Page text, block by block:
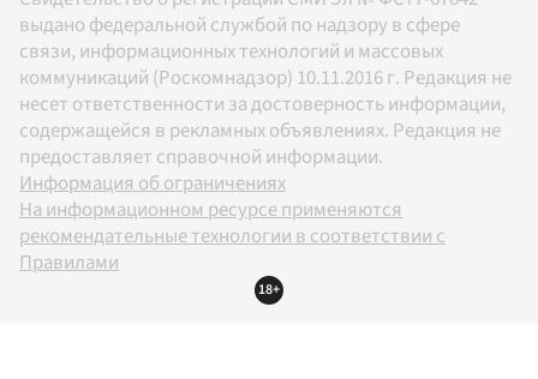
выдано федеральной службой по надзору в сфере
связи, информационных технологий и массовых
коммуникаций (Роскомнадзор) 10.11.2016 г. Редакция не
несет ответственности за достоверность информации,
содержащейся в рекламных объявлениях. Редакция не
предоставляет справочной информации.
Информация об ограничениях
На информационном ресурсе применяются
рекомендательные технологии в соответствии с
Правилами
18+